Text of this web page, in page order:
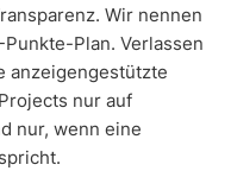
Wir nennen
Plan. Verlassen
anzeigengestützte
nur auf
nur, wenn eine